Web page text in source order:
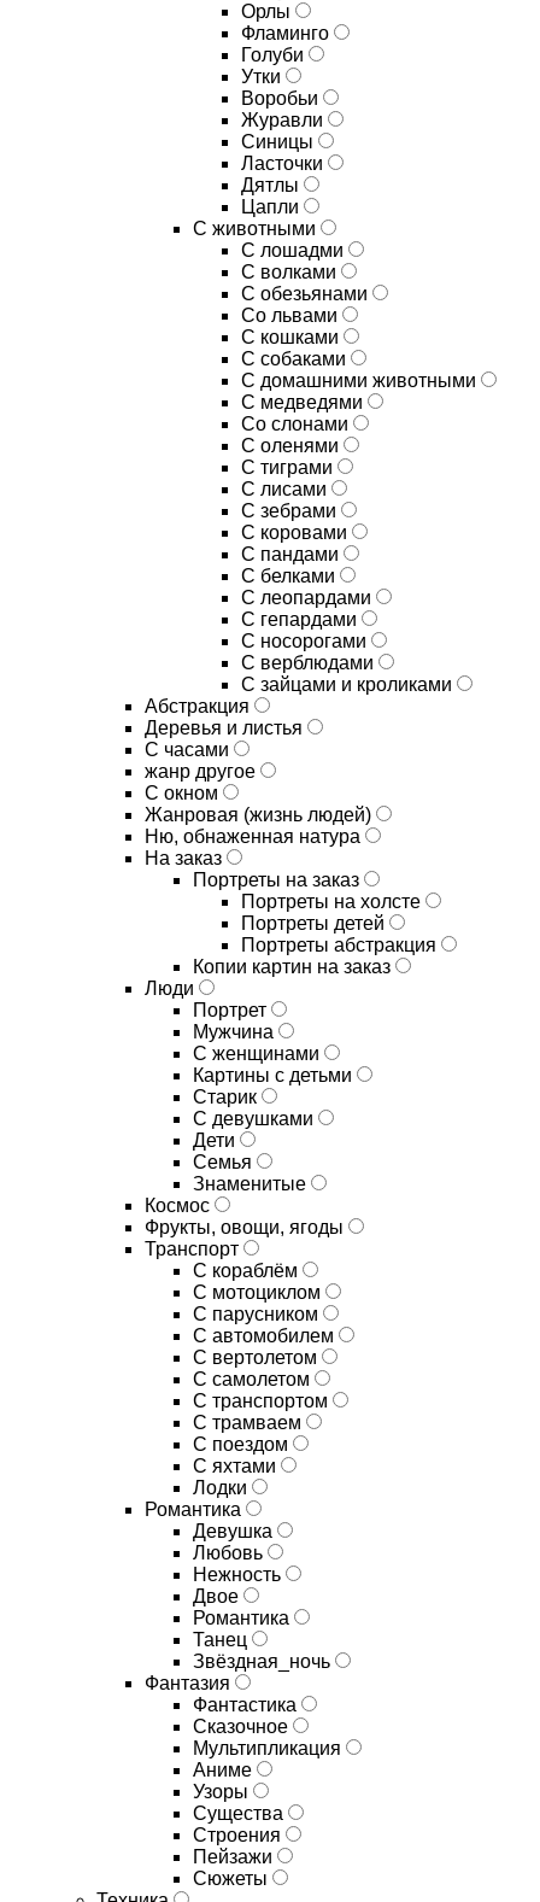
Орлы
Фламинго
Голуби
Утки
Воробьи
Журавли
Синицы
Ласточки
Дятлы
Цапли
С животными
С лошадми
С волками
С обезьянами
Со львами
С кошками
С собаками
С домашними животными
С медведями
Со слонами
С оленями
С тиграми
С лисами
С зебрами
С коровами
С пандами
С белками
С леопардами
С гепардами
С носорогами
С верблюдами
С зайцами и кроликами
Абстракция
Деревья и листья
С часами
жанр другое
С окном
Жанровая (жизнь людей)
Ню, обнаженная натура
На заказ
Портреты на заказ
Портреты на холсте
Портреты детей
Портреты абстракция
Копии картин на заказ
Люди
Портрет
Мужчина
С женщинами
Картины с детьми
Старик
С девушками
Дети
Семья
Знаменитые
Космос
Фрукты, овощи, ягоды
Транспорт
С кораблём
С мотоциклом
С парусником
С автомобилем
С вертолетом
С самолетом
С транспортом
С трамваем
С поездом
С яхтами
Лодки
Романтика
Девушка
Любовь
Нежность
Двое
Романтика
Танец
Звёздная_ночь
Фантазия
Фантастика
Сказочное
Мультипликация
Аниме
Узоры
Существа
Строения
Пейзажи
Сюжеты